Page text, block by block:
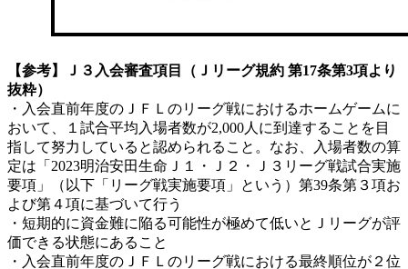
【参考】Ｊ３入会審査項目（Ｊリーグ規約 第17条第3項より
抜粋）
・入会直前年度のＪＦＬのリーグ戦におけるホームゲームに
おいて、１試合平均入場者数が2,000人に到達することを目
指して努力していると認められること。なお、入場者数の算
定は「2023明治安田生命Ｊ１・Ｊ２・Ｊ３リーグ戦試合実施
要項」（以下「リーグ戦実施要項」という）第39条第３項お
よび第４項に基づいて行う
・短期的に資金難に陥る可能性が極めて低いとＪリーグが評
価できる状態にあること
・入会直前年度のＪＦＬのリーグ戦における最終順位が２位